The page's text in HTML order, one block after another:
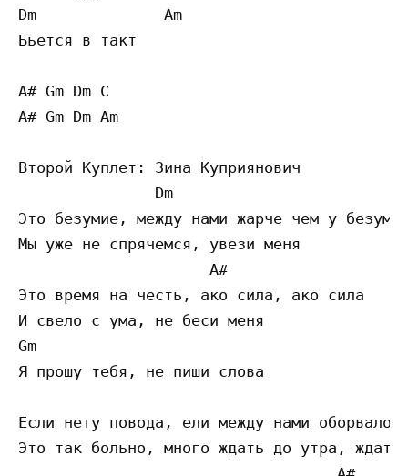
Dm              Am
Бьется в такт
A# Gm Dm C
A# Gm Dm Am
Второй Куплет: Зина Куприянович
               Dm
Это безумие, между нами жарче чем у
Мы уже не спрячемся, увези меня
                     A#
Это время на честь, ако сила, ако сила
И свело с ума, не беси меня
Gm
Я прошу тебя, не пиши слова
Если нету повода, ели между нами оборвало
Это так больно, много ждать до утра, ждать